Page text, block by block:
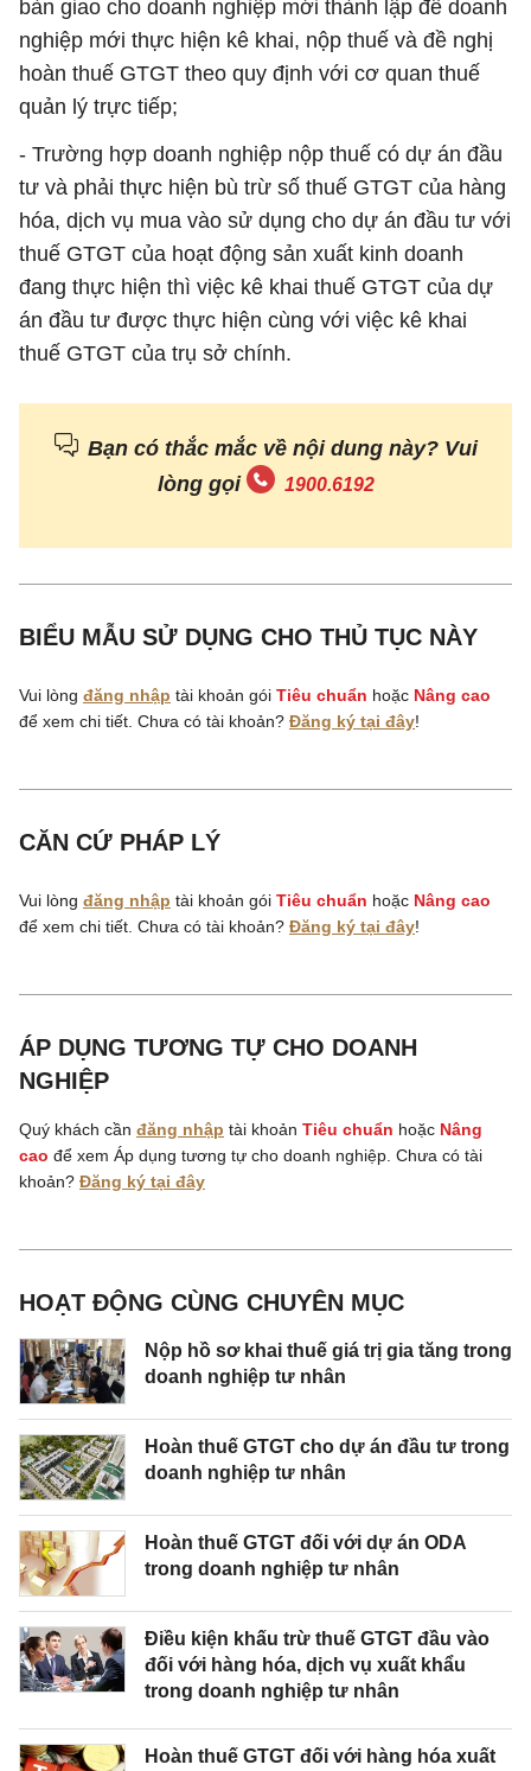
bàn giao cho doanh nghiệp mới thành lập để doanh
nghiệp mới thực hiện kê khai, nộp thuế và đề nghị
hoàn thuế GTGT theo quy định với cơ quan thuế
quản lý trực tiếp;
- Trường hợp doanh nghiệp nộp thuế có dự án đầu
tư và phải thực hiện bù trừ số thuế GTGT của hàng
hóa, dịch vụ mua vào sử dụng cho dự án đầu tư với
thuế GTGT của hoạt động sản xuất kinh doanh
đang thực hiện thì việc kê khai thuế GTGT của dự
án đầu tư được thực hiện cùng với việc kê khai
thuế GTGT của trụ sở chính.
Bạn có thắc mắc về nội dung này? Vui
lòng gọi
1900.6192
BIỂU MẪU SỬ DỤNG CHO THỦ TỤC NÀY
Vui lòng đăng nhập tài khoản gói Tiêu chuẩn hoặc Nâng cao
để xem chi tiết. Chưa có tài khoản? Đăng ký tại đây!
CĂN CỨ PHÁP LÝ
Vui lòng đăng nhập tài khoản gói Tiêu chuẩn hoặc Nâng cao
để xem chi tiết. Chưa có tài khoản? Đăng ký tại đây!
ÁP DỤNG TƯƠNG TỰ CHO DOANH
NGHIỆP
Quý khách cần đăng nhập tài khoản Tiêu chuẩn hoặc Nâng
cao để xem Áp dụng tương tự cho doanh nghiệp. Chưa có tài
khoản? Đăng ký tại đây
HOẠT ĐỘNG CÙNG CHUYÊN MỤC
Nộp hồ sơ khai thuế giá trị gia tăng trong
doanh nghiệp tư nhân
Hoàn thuế GTGT cho dự án đầu tư trong
doanh nghiệp tư nhân
Hoàn thuế GTGT đối với dự án ODA
trong doanh nghiệp tư nhân
Điều kiện khấu trừ thuế GTGT đầu vào
đối với hàng hóa, dịch vụ xuất khẩu
trong doanh nghiệp tư nhân
Hoàn thuế GTGT đối với hàng hóa xuất